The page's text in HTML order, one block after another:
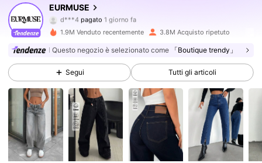
EURMUSE
d***4pagato
g***asegue5 minuti fa
4.75 355K Follower
355K Follower
355K Follower
1.9M Venduto recentemente 3.8M Acquisto ripetuto
Questo negozio è selezionato come 「Boutique trendy」
Segui Tutti gli articoli